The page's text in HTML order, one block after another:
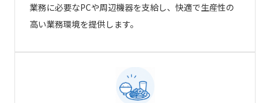
業務に必要なPCや周辺機器を支給し、快適で生産性の
高い業務環境を提供します。